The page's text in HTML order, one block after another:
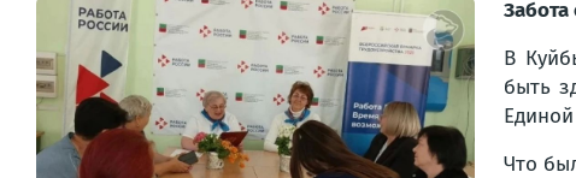
Забота
В
быть
Что